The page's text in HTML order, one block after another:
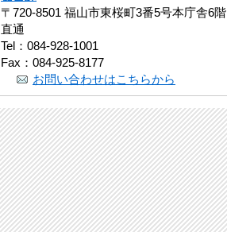
〒720-8501 福山市東桜町3番5号本庁舎6階
直通
Tel：084-928-1001
Fax：084-925-8177
お問い合わせはこちらから